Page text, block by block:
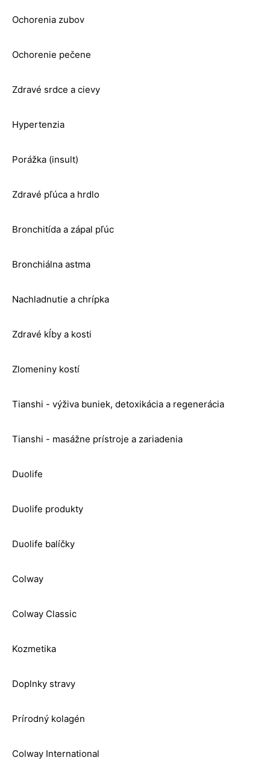
Ochorenia zubov
Ochorenie pečene
Zdravé srdce a cievy
Hypertenzia
Porážka (insult)
Zdravé pľúca a hrdlo
Bronchitída a zápal pľúc
Bronchiálna astma
Nachladnutie a chrípka
Zdravé kĺby a kosti
Zlomeniny kostí
Tianshi - výživa buniek, detoxikácia a regenerácia
Tianshi - masážne prístroje a zariadenia
Duolife
Duolife produkty
Duolife balíčky
Colway
Colway Classic
Kozmetika
Doplnky stravy
Prírodný kolagén
Colway International